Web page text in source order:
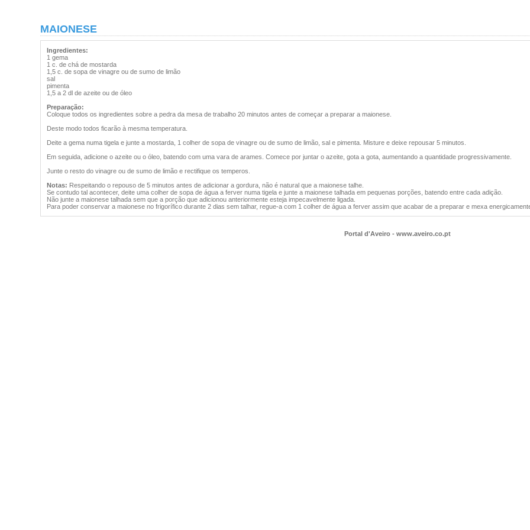
MAIONESE
Ingredientes:
1 gema
1 c. de chá de mostarda
1,5 c. de sopa de vinagre ou de sumo de limão
sal
pimenta
1,5 a 2 dl de azeite ou de óleo
Preparação:
Coloque todos os ingredientes sobre a pedra da mesa de trabalho 20 minutos antes de começar a preparar a maionese.
Deste modo todos ficarão à mesma temperatura.
Deite a gema numa tigela e junte a mostarda, 1 colher de sopa de vinagre ou de sumo de limão, sal e pimenta. Misture e deixe repousar 5 minutos.
Em seguida, adicione o azeite ou o óleo, batendo com uma vara de arames. Comece por juntar o azeite, gota a gota, aumentando a quantidade progressivamente.
Junte o resto do vinagre ou de sumo de limão e rectifique os temperos.
Notas: Respeitando o repouso de 5 minutos antes de adicionar a gordura, não é natural que a maionese talhe.
Se contudo tal acontecer, deite uma colher de sopa de água a ferver numa tigela e junte a maionese talhada em pequenas porções, batendo entre cada adição.
Não junte a maionese talhada sem que a porção que adicionou anteriormente esteja impecavelmente ligada.
Para poder conservar a maionese no frigorífico durante 2 dias sem talhar, regue-a com 1 colher de água a ferver assim que acabar de a preparar e mexa
Portal d'Aveiro - www.aveiro.co.pt